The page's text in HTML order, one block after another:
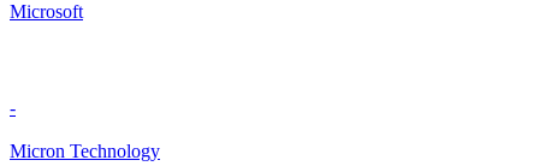
Microsoft
-
Micron Technology